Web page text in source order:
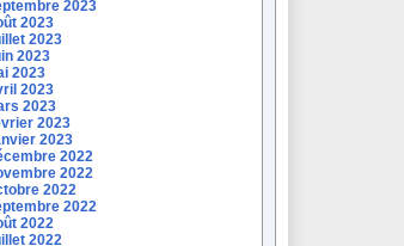
2023
2023
2023
2023
2023
2023
2023
2023
2023
2022
2022
2022
2022
2022
2022